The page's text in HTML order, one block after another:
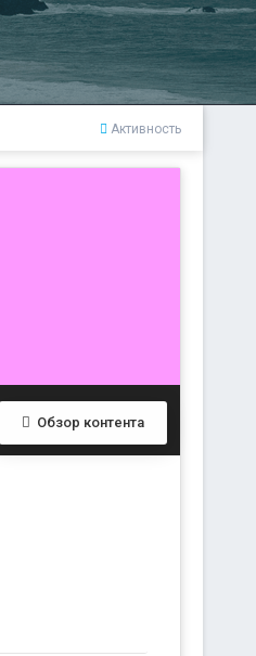
Активность
Обзор контента